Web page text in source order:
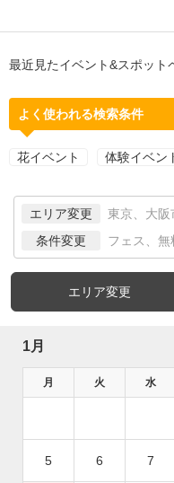
最近見たイベント&スポット
よく使われる検索条件
花イベント 体験イベン
エリア変更 東京、大阪
条件変更 フェス、無
エリア変更
1月
月 火 水
5 6 7